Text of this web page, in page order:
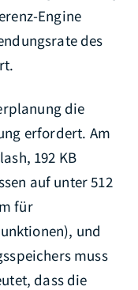
Engine
des
die
erfordert. Am
192 KB
auf unter 512
für
und
muss
dass die